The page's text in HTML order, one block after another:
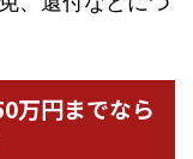
万円までなら